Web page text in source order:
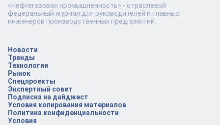
Новости
Тренды
Технологии
Рынок
Спецпроекты
Экспертный совет
Подписка на дайджест
Условия копирования материалов
Политика конфиденциальности
Условия
«Нефтегазовая промышленность» - отраслевой
федеральный журнал для руководителей и главных
инженеров производственных предприятий.